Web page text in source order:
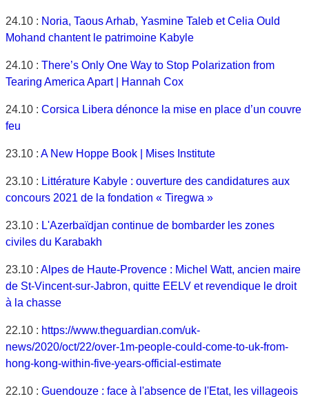
24.10 : Noria, Taous Arhab, Yasmine Taleb et Celia Ould
Mohand chantent le patrimoine Kabyle
24.10 : There’s Only One Way to Stop Polarization from
Tearing America Apart | Hannah Cox
24.10 : Corsica Libera dénonce la mise en place d’un couvre
feu
23.10 : A New Hoppe Book | Mises Institute
23.10 : Littérature Kabyle : ouverture des candidatures aux
concours 2021 de la fondation « Tiregwa »
23.10 : L'Azerbaïdjan continue de bombarder les zones
civiles du Karabakh
23.10 : Alpes de Haute-Provence : Michel Watt, ancien maire
de St-Vincent-sur-Jabron, quitte EELV et revendique le droit
à la chasse
22.10 : https://www.theguardian.com/uk-
news/2020/oct/22/over-1m-people-could-come-to-uk-from-
hong-kong-within-five-years-official-estimate
22.10 : Guendouze : face à l'absence de l'Etat, les villageois